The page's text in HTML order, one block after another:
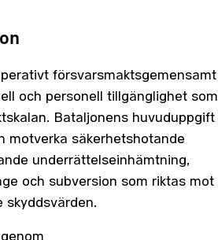
försvarsmaktsgemensamt
och personell tillgänglighet som
Bataljonens huvuduppgift
motverka säkerhetshotande
underrättelseinhämtning,
och subversion som riktas mot
skyddsvärden.